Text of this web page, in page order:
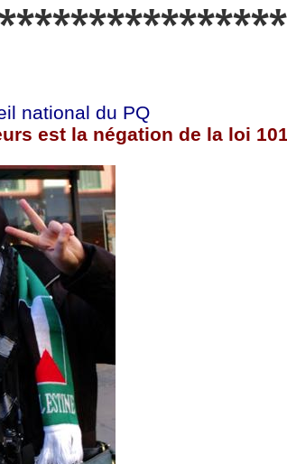
national du PQ
est la négation de la loi